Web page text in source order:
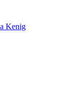
Kenig